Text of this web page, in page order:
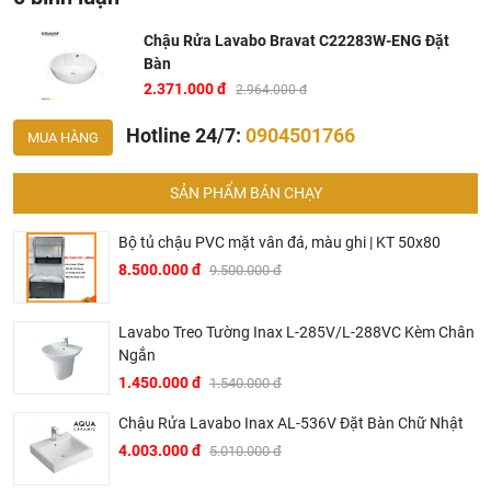
Khalinguyen.vn là đơn vị cung cấp sản phẩm chậu
lavabo Bravat chính thức và chính hãng tại Việt Nam,
Chậu Rửa Lavabo Bravat C22283W-ENG Đặt
Bàn
2.371.000 đ 2.964.000 đ
MUA HÀNG Hotline 24/7: 0904501766
SẢN PHẨM BÁN CHẠY
Bộ tủ chậu PVC mặt vân đá, màu ghi | KT 50x80
8.500.000 đ 9.500.000 đ
Lavabo Treo Tường Inax L-285V/L-288VC Kèm Chân
Ngắn
1.450.000 đ 1.540.000 đ
Chậu Rửa Lavabo Inax AL-536V Đặt Bàn Chữ Nhật
4.003.000 đ 5.010.000 đ